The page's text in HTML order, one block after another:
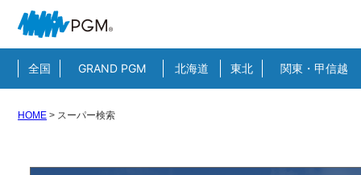
全国 GRAND PGM 北海道 東北 関東・甲信越
HOME > スーパー検索